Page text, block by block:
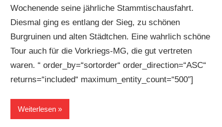
Wochenende seine jährliche Stammtischausfahrt.
Diesmal ging es entlang der Sieg, zu schönen
Burgruinen und alten Städtchen. Eine wahrlich schöne
Tour auch für die Vorkriegs-MG, die gut vertreten
waren. “ order_by=“sortorder“ order_direction=“ASC“
returns=“included“ maximum_entity_count=“500″]
Weiterlesen